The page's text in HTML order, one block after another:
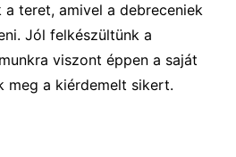
a teret, amivel a debreceniek
Jól felkészültünk a
viszont éppen a saját
meg a kiérdemelt sikert.